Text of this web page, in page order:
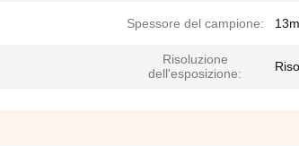
Spessore del campione:
Risoluzione
dell'esposizione: